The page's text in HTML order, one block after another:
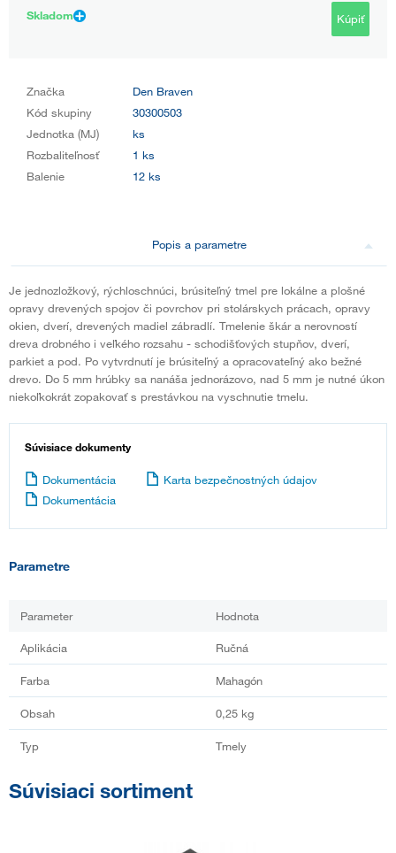
Skladom
Kúpiť
Značka
Den Braven
Kód skupiny
30300503
Jednotka (MJ)
ks
Rozbaliteľnosť
1 ks
Balenie
12 ks
Popis a parametre
Je jednozložkový, rýchloschnúci, brúsiteľný tmel pre lokálne a plošné
opravy drevených spojov či povrchov pri stolárskych prácach, opravy
okien, dverí, drevených madiel zábradlí. Tmelenie škár a nerovností
dreva drobného i veľkého rozsahu - schodišťových stupňov, dverí,
parkiet a pod. Po vytvrdnutí je brúsiteľný a opracovateľný ako bežné
drevo. Do 5 mm hrúbky sa nanáša jednorázovo, nad 5 mm je nutné úkon
niekoľkokrát zopakovať s prestávkou na vyschnutie tmelu.
Súvisiace dokumenty
Dokumentácia
Karta bezpečnostných údajov
Dokumentácia
Parametre
Parameter Hodnota
Aplikácia Ručná
Farba Mahagón
Obsah 0,25 kg
Typ Tmely
Súvisiaci sortiment